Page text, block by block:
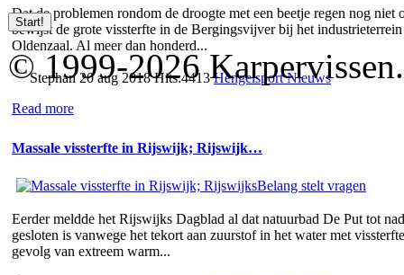
Dat de problemen rondom de droogte met een beetje regen nog niet
bewijst de grote vissterfte in de Bergingsvijver bij het
Oldenzaal. Al meer dan honderd...
Stephan20 aug 2018 Hits:4413Hengelsport Nieuws
Read more
Massale vissterfte in Rijswijk; Rijswijk…
Eerder meldde het Rijswijks Dagblad al dat natuurbad De Put tot
gesloten is vanwege het tekort aan zuurstof in het water met
gevolg van extreem warm...
© 1999-2026